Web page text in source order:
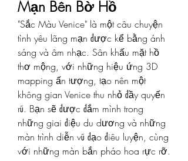
Mạn Bên Bờ Hồ
"Sắc Màu Venice" là một câu chuyện
tình yêu lãng mạn được kể bằng ánh
sáng và âm nhạc. Sân khấu mặt hồ
thơ mộng, với những hiệu ứng 3D
mapping ấn tượng, tạo nên một
không gian Venice thu nhỏ đầy quyến
rũ. Bạn sẽ được đắm mình trong
những giai điệu du dương và những
màn trình diễn vũ đạo điêu luyện, cùng
với những màn bắn pháo hoa rực rỡ.